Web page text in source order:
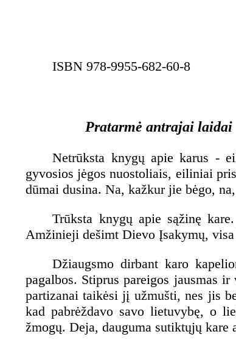
ISBN 978-9955-682-60-8
Pratarmė antrajai laidai
Netrūksta knygų apie karus -
gyvosios jėgos nuostoliais, eiliniai
dūmai dusina. Na, kažkur jie bėgo,
Trūksta knygų apie sąžinę
Amžinieji dešimt Dievo Įsakymų,
Džiaugsmo dirbant karo
pagalbos. Stiprus pareigos jausmas
partizanai taikėsi jį užmušti, nes jis
kad pabrėždavo savo lietuvybę, o
žmogų. Deja, dauguma sutiktųjų kare